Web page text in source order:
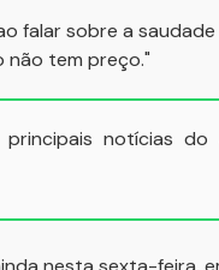
falar sobre a
não tem preço."
notícias do